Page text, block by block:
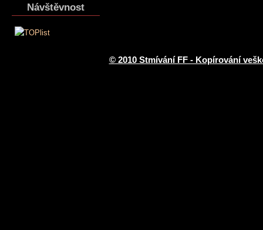
Návštěvnost
© 2010 Stmívání FF - Kopírování